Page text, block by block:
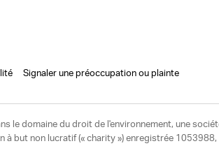
Signaler une préoccupation ou plainte
le domaine du droit de l'environnement, une
but non lucratif (« charity ») enregistrée